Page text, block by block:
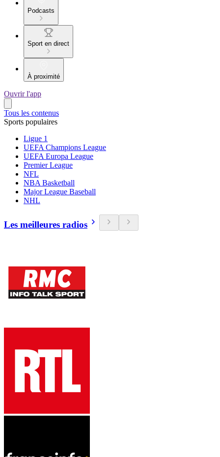
Podcasts
Sport en direct
À proximité
Ouvrir l'app
Tous les contenus
Sports populaires
Ligue 1
UEFA Champions League
UEFA Europa League
Premier League
NFL
NBA Basketball
Major League Baseball
NHL
Les meilleures radios